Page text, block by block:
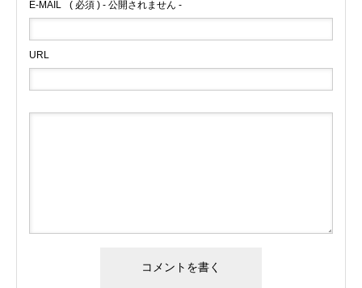
E-MAIL ( 必須 ) - 公開されません -
URL